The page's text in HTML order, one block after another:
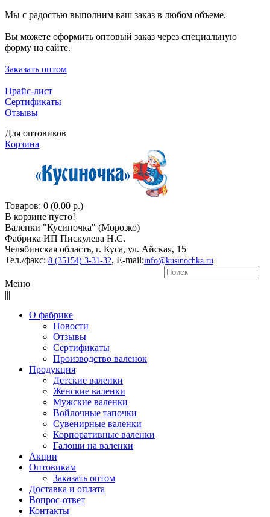
Мы с радостью выполним ваш заказ в любом объеме.
Вы можете оформить оптовый заказ через специальную
форму на сайте.
Заказать оптом
Прайс-лист
Сертификаты
Отзывы
Для оптовиков
Корзина
Товаров: 0 (0.00 р.)
В корзине пусто!
Валенки "Кусиночкa" (Морозко)
Фабрика ИП Пискулева Н.С.
Челябинская область, г. Куса, ул. Айская, 15
Тел./факс: 8 (35154) 3-31-32, E-mail:info@kusinochka.ru
Меню
|||
О фабрике
Новости
Отзывы
Сертификаты
Производство валенок
Продукция
Детские валенки
Женские валенки
Мужские валенки
Войлочные тапочки
Сувенирные валенки
Корпоративные валенки
Галоши на валенки
Акции
Оптовикам
Заказать оптом
Доставка и оплата
Вопрос-ответ
Контакты